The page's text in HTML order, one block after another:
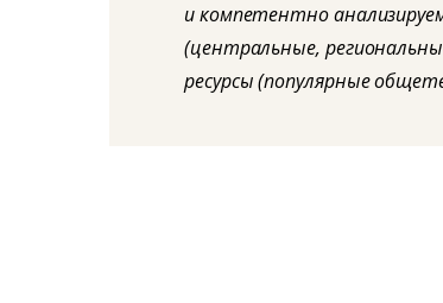
и компетентно
(центральные,
ресурсы (популярные